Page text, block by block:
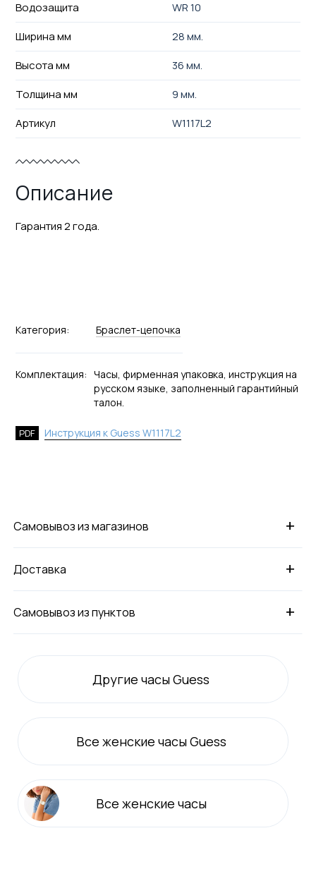
Водозащита
WR 10
Ширина мм
28 мм.
Высота мм
36 мм.
Толщина мм
9 мм.
Артикул
W1117L2
Описание
Гарантия 2 года.
Категория: Браслет-цепочка
Комплектация: Часы, фирменная упаковка, инструкция на
русском языке, заполненный гарантийный
талон.
PDF Инструкция к Guess W1117L2
+
Самовывоз из магазинов
+
Доставка
+
Самовывоз из пунктов
Другие часы Guess
Все женские часы Guess
Все женские часы